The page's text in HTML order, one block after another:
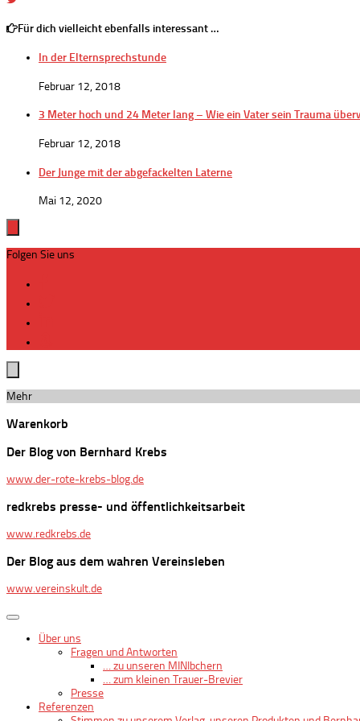
Für dich vielleicht ebenfalls interessant …
In der Elternsprechstunde
Februar 12, 2018
3 Meter hoch und 24 Meter lang – Wie ein Vater sein Trauma
Februar 12, 2018
Der Junge mit der abgefackelten Laterne
Mai 12, 2020
Folgen Sie uns
Mehr
Warenkorb
Der Blog von Bernhard Krebs
www.der-rote-krebs-blog.de
redkrebs presse- und öffentlichkeitsarbeit
www.redkrebs.de
Der Blog aus dem wahren Vereinsleben
www.vereinskult.de
Über uns
Fragen und Antworten
… zu unseren MINIbchern
… zum kleinen Trauer-Brevier
Presse
Referenzen